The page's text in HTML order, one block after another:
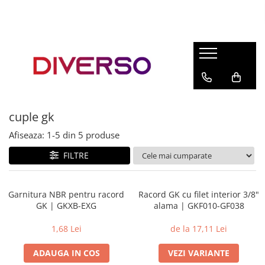
ASA
SILK
HIPS
PMMA
MULTIMATERIAL
cuple gk
Afiseaza: 1-5 din 5 produse
FILTRE
Garnitura NBR pentru racord
GK | GKXB-EXG
1,68 Lei
ADAUGA IN COS
Racord GK cu filet interior 3/8"
alama | GKF010-GF038
de la 17,11 Lei
VEZI VARIANTE